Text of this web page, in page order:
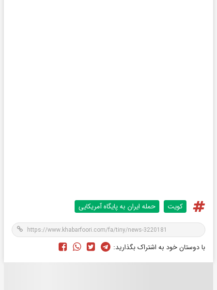
کویت حمله ایران به پایگاه آمریکایی
با دوستان خود به اشتراک بگذارید: